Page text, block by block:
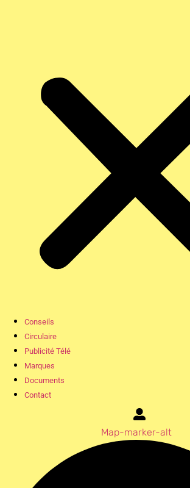
Conseils
Circulaire
Publicité Télé
Marques
Documents
Contact
Map-marker-alt